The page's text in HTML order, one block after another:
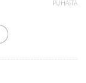
PUHASTA